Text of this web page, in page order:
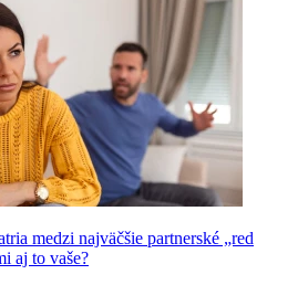
medzi najväčšie partnerské „red
aj to vaše?